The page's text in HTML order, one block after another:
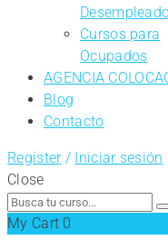
Cursos para
Ocupados
AGENCIA
Blog
Contacto
Register/ Iniciar sesión
Close
Search
for:
My Cart 0